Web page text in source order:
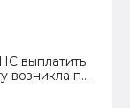
на любые
- взносы
систем и
выплатить
возникла по